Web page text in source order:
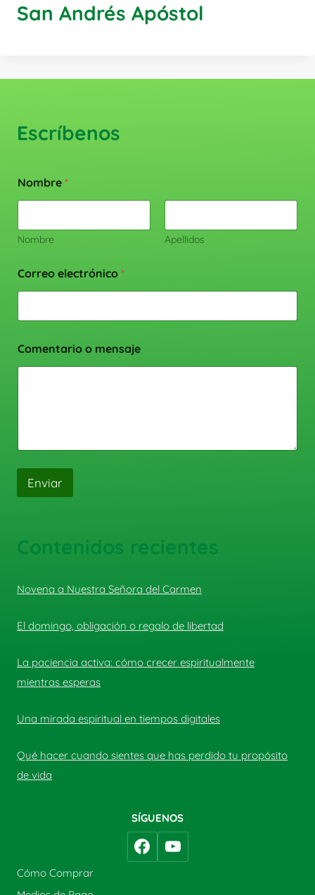
San Andrés Apóstol
Escríbenos
Nombre *
Nombre Apellidos
Correo electrónico *
Comentario o mensaje
Enviar
Contenidos recientes
Novena a Nuestra Señora del Carmen
El domingo, obligación o regalo de libertad
La paciencia activa: cómo crecer espiritualmente
mientras esperas
Una mirada espiritual en tiempos digitales
Qué hacer cuando sientes que has perdido tu propósito
de vida
SÍGUENOS
Cómo Comprar